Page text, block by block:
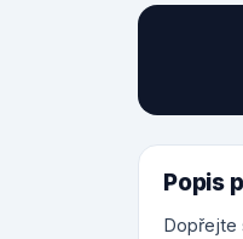
Popis
Dopřejte